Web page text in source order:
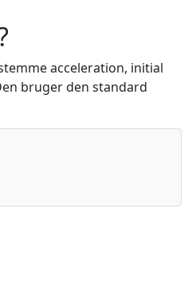
acceleration, initial
bruger den standard